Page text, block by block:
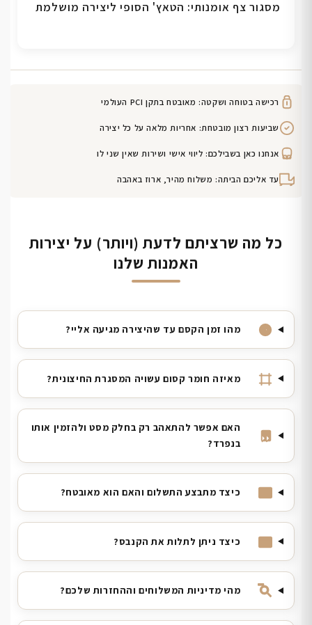
מסגור צף אומנותי: הטאץ' הסופי ליצירה מושלמת
רכישה בטוחה ושקטה: מאובטח בתקן PCI העולמי
שביעות רצון מובטחת: אחריות מלאה על כל יצירה
אנחנו כאן בשבילכם: ליווי אישי ושירות שאין שני לו
עד אליכם הביתה: משלוח מהיר, ארוז באהבה
כל מה שרציתם לדעת (ויותר) על יצירות
האמנות שלנו
מהו זמן הקסם עד שהיצירה מגיעה אליי?
מאיזה חומר קסום עשויה המסגרת החיצונית?
האם אפשר להתאהב רק בחלק מסט ולהזמין אותו
בנפרד?
כיצד מתבצע התשלום והאם הוא מאובטח?
כיצד ניתן לתלות את הקנבס?
מהי מדיניות המשלוחים וההחזרות שלכם?